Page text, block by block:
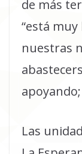
de más
“está
nuestras
Las